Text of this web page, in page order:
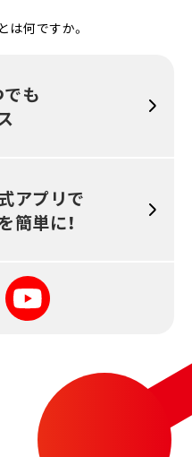
は何ですか。
も
アプリで
簡単に！